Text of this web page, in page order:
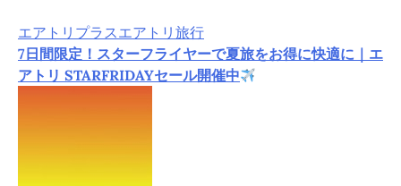
エアトリプラスエアトリ旅行
7日間限定！スターフライヤーで夏旅をお得に快適に｜エ
アトリ STARFRIDAYセール開催中